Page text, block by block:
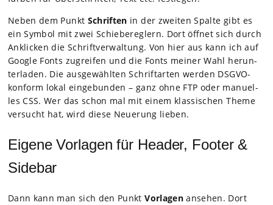
Neben dem Punkt Schrif­ten in der zwei­ten Spalte gibt es
ein Sym­bol mit zwei Schie­be­reg­lern. Dort öff­net sich durch
Ankli­cken die Schrift­ver­wal­tung. Von hier aus kann ich auf
Google Fonts zugrei­fen und die Fonts mei­ner Wahl her­un­
ter­la­den. Die aus­ge­wähl­ten Schrift­ar­ten wer­den DSGVO-
kon­form lokal ein­ge­bun­den – ganz ohne FTP oder manu­el­
les CSS. Wer das schon mal mit einem klas­si­schen Theme
ver­sucht hat, wird diese Neue­rung lie­ben.
Eigene Vorlagen für Header, Footer &
Sidebar
Dann kann man sich den PunktVor­la­genanse­hen. Dort